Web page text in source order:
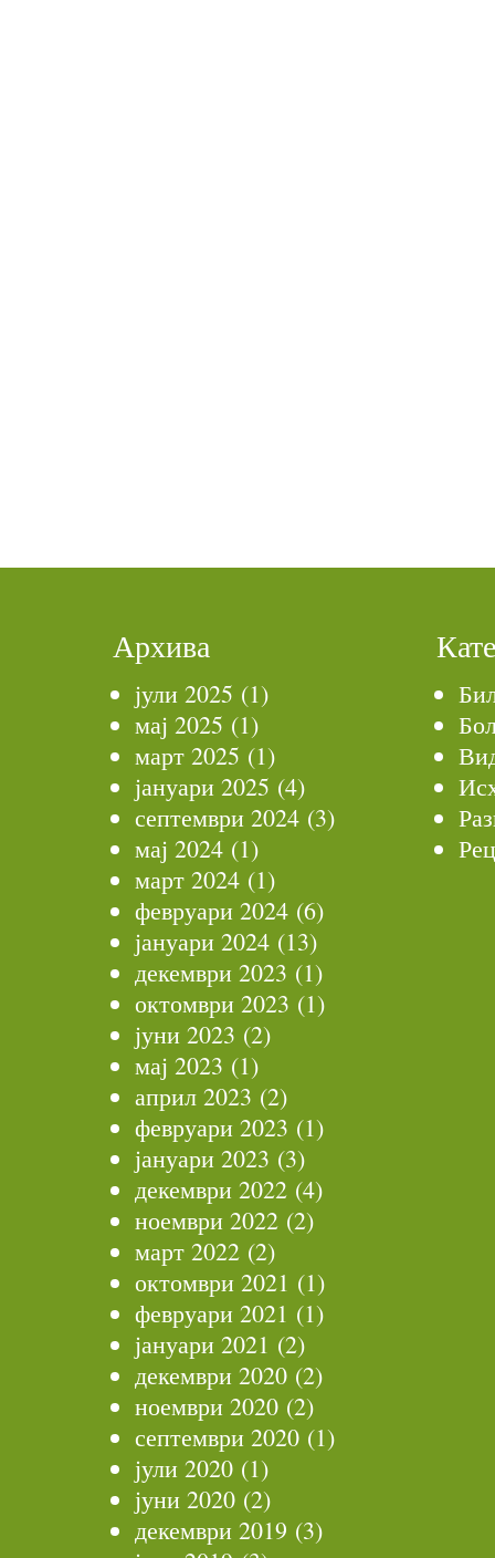
Архива
јули 2025 (1)
мај 2025 (1)
март 2025 (1)
јануари 2025 (4)
септември 2024 (3)
мај 2024 (1)
март 2024 (1)
февруари 2024 (6)
јануари 2024 (13)
декември 2023 (1)
октомври 2023 (1)
јуни 2023 (2)
мај 2023 (1)
април 2023 (2)
февруари 2023 (1)
јануари 2023 (3)
декември 2022 (4)
ноември 2022 (2)
март 2022 (2)
октомври 2021 (1)
февруари 2021 (1)
јануари 2021 (2)
декември 2020 (2)
ноември 2020 (2)
септември 2020 (1)
јули 2020 (1)
јуни 2020 (2)
декември 2019 (3)